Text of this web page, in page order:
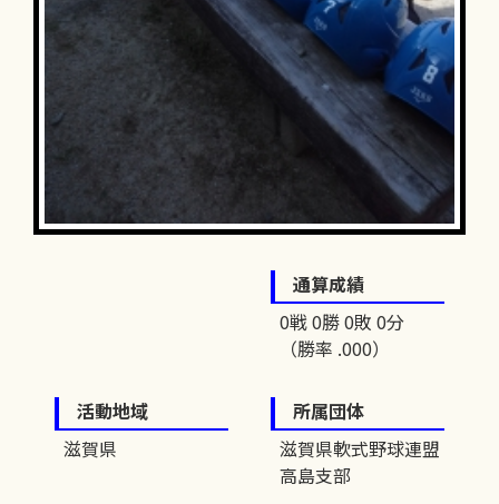
通算成績
0戦 0勝 0敗 0分
（勝率 .000）
活動地域
滋賀県
所属団体
滋賀県軟式野球連盟
高島支部